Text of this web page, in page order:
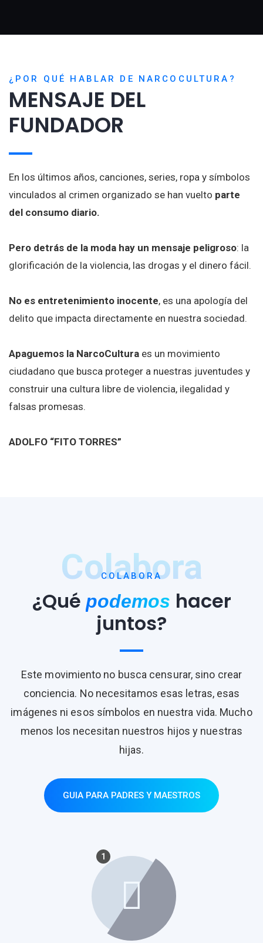
¿POR QUÉ HABLAR DE NARCOCULTURA?
MENSAJE DEL
FUNDADOR
En los últimos años, canciones, series, ropa y símbolos
vinculados al crimen organizado se han vuelto parte
del consumo diario.
Pero detrás de la moda hay un mensaje peligroso: la
glorificación de la violencia, las drogas y el dinero fácil.
No es entretenimiento inocente, es una apología del
delito que impacta directamente en nuestra sociedad.
Apaguemos la NarcoCultura es un movimiento
ciudadano que busca proteger a nuestras juventudes y
construir una cultura libre de violencia, ilegalidad y
falsas promesas.
ADOLFO “FITO TORRES”
Colabora
COLABORA
¿Qué podemos hacer
juntos?
Este movimiento no busca censurar, sino crear
conciencia. No necesitamos esas letras, esas
imágenes ni esos símbolos en nuestra vida. Mucho
menos los necesitan nuestros hijos y nuestras
hijas.
GUIA PARA PADRES Y MAESTROS
1